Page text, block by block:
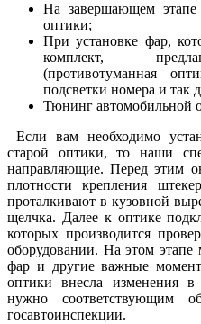
На завершающем
оптики;
При установке фар,
комплект,
(противотуманная
подсветки номера и так
Тюнинг автомобильной
Если вам необходимо
старой оптики, то наши
направляющие. Перед этим
плотности крепления
проталкивают в кузовной
щелчка. Далее к оптике
которых производится
оборудовании. На этом этапе
фар и другие важные
оптики внесла изменения
нужно соответствующим
госавтоинспекции.